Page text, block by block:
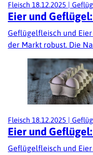
Fleisch 18.12.2025 |
Eier und
Geflügelfleisch und
der Markt robust. Die
Fleisch 18.12.2025 |
Eier und
Geflügelfleisch und